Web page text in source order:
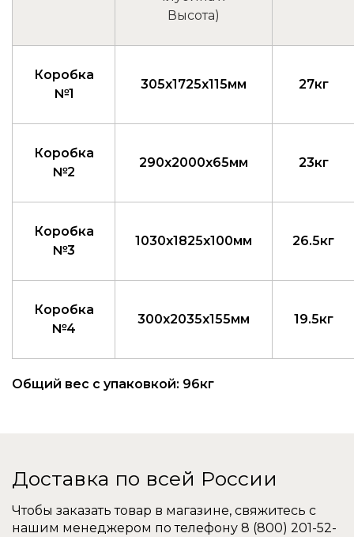
Высота)
Коробка
№1
305x1725x115мм 27кг
Коробка
№2
290x2000x65мм 23кг
Коробка
№3
1030x1825x100мм 26.5кг
Коробка
№4
300x2035x155мм 19.5кг
Общий вес с упаковкой: 96кг
Доставка по всей России
Чтобы заказать товар в магазине, свяжитесь с
нашим менеджером по телефону 8 (800) 201-52-